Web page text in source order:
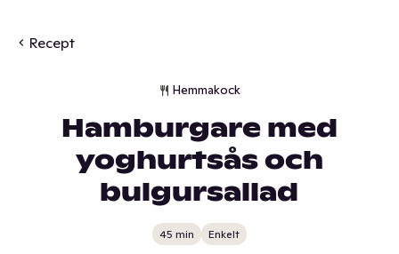
Recept
Hemmakock
Hamburgare med
yoghurtsås och
bulgursallad
45 min Enkelt